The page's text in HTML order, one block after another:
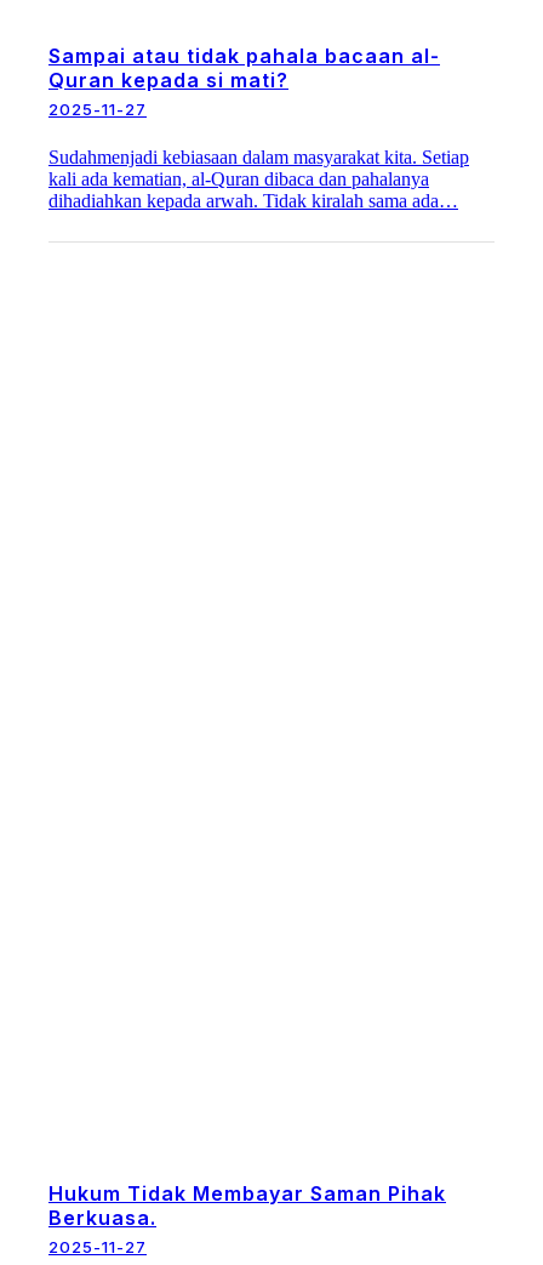
Sampai atau tidak pahala bacaan al-
Quran kepada si mati?
2025-11-27
Sudahmenjadi kebiasaan dalam masyarakat kita. Setiap
kali ada kematian, al-Quran dibaca dan pahalanya
dihadiahkan kepada arwah. Tidak kiralah sama ada…
Hukum Tidak Membayar Saman Pihak
Berkuasa.
2025-11-27